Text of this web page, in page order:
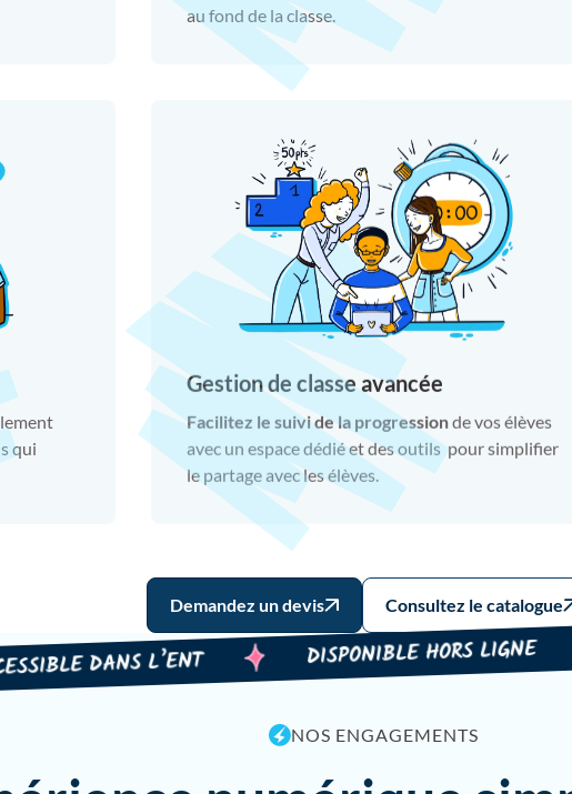
au fond de la classe.
qui
Gestion de classe avancée
Facilitez le suivi de la progressionde vos élèves
avec un espace dédié et des outils pour simplifier
le partage avec les élèves.
Demandez un devis Consultez le catalogue
DANS L’ENT DISPONIBLE HORS LIGNE
NOS ENGAGEMENTS